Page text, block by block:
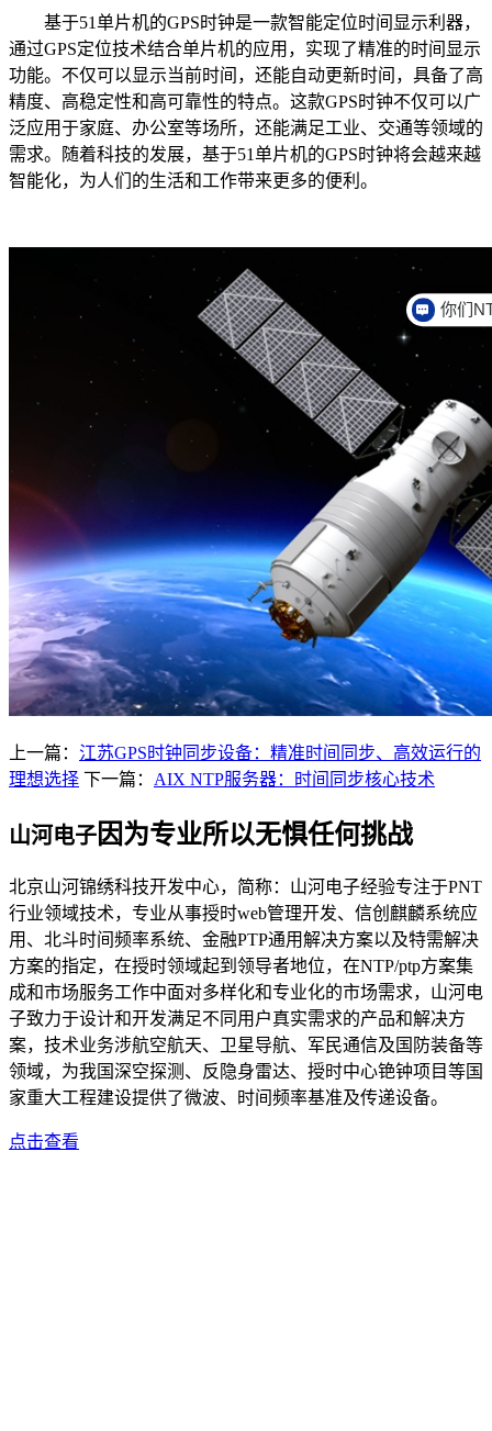
基于51单片机的GPS时钟是一款智能定位时间显示利器，
通过GPS定位技术结合单片机的应用，实现了精准的时间显示
功能。不仅可以显示当前时间，还能自动更新时间，具备了高
精度、高稳定性和高可靠性的特点。这款GPS时钟不仅可以广
泛应用于家庭、办公室等场所，还能满足工业、交通等领域的
需求。随着科技的发展，基于51单片机的GPS时钟将会越来越
智能化，为人们的生活和工作带来更多的便利。
上一篇： 江苏GPS时钟同步设备：精准时间同步、高效运行的
理想选择 下一篇： AIX NTP服务器：时间同步核心技术
山河电子因为专业所以无惧任何挑战
北京山河锦绣科技开发中心，简称：山河电子经验专注于PNT
行业领域技术，专业从事授时web管理开发、信创麒麟系统应
用、北斗时间频率系统、金融PTP通用解决方案以及特需解决
方案的指定，在授时领域起到领导者地位，在NTP/ptp方案集
成和市场服务工作中面对多样化和专业化的市场需求，山河电
子致力于设计和开发满足不同用户真实需求的产品和解决方
案，技术业务涉航空航天、卫星导航、军民通信及国防装备等
领域，为我国深空探测、反隐身雷达、授时中心铯钟项目等国
家重大工程建设提供了微波、时间频率基准及传递设备。
点击查看